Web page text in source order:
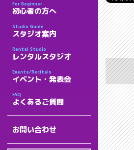
For Beginner
初心者の方へ
Studio Guide
スタジオ案内
Rental Studio
レンタルスタジオ
Events/Recitals
イベント・発表会
FAQ
よくあるご質問
お問い合わせ